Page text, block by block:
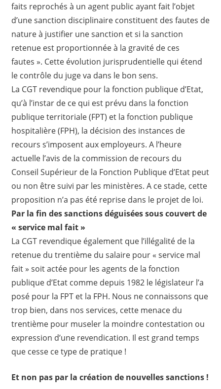
faits reprochés à un agent public ayant fait l’objet
d’une sanction disciplinaire constituent des fautes de
nature à justifier une sanction et si la sanction
retenue est proportionnée à la gravité de ces
fautes ». Cette évolution jurisprudentielle qui étend
le contrôle du juge va dans le bon sens.
La CGT revendique pour la fonction publique d’Etat,
qu’à l’instar de ce qui est prévu dans la fonction
publique territoriale (FPT) et la fonction publique
hospitalière (FPH), la décision des instances de
recours s’imposent aux employeurs. A l’heure
actuelle l’avis de la commission de recours du
Conseil Supérieur de la Fonction Publique d’Etat peut
ou non être suivi par les ministères. A ce stade, cette
proposition n’a pas été reprise dans le projet de loi.
Par la fin des sanctions déguisées sous couvert de
« service mal fait »
La CGT revendique également que l’illégalité de la
retenue du trentième du salaire pour « service mal
fait » soit actée pour les agents de la fonction
publique d’Etat comme depuis 1982 le législateur l’a
posé pour la FPT et la FPH. Nous ne connaissons que
trop bien, dans nos services, cette menace du
trentième pour museler la moindre contestation ou
expression d’une revendication. Il est grand temps
que cesse ce type de pratique !
Et non pas par la création de nouvelles sanctions !